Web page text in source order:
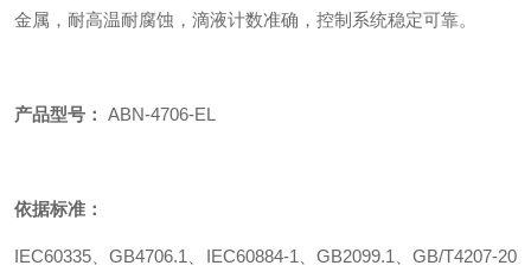
金属，耐高温耐腐蚀，滴液计数准确，控制系统稳定可靠。
产品型号： ABN-4706-EL
依据标准：
IEC60335、GB4706.1、IEC60884-1、GB2099.1、GB/T4207-20